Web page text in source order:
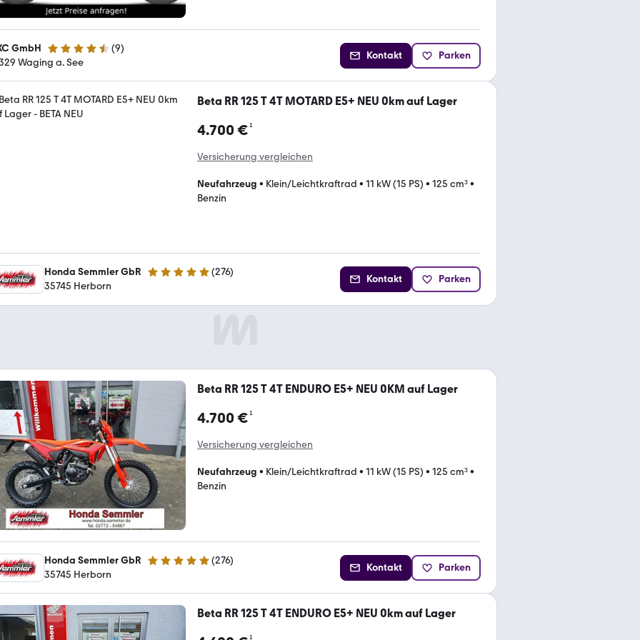
GmbH 4.7 Sterne (9)
Waging a. See
Kontakt Parken
Beta RR 125 T 4T MOTARD E5+ NEU 0km auf Lager
4.700 €¹
Versicherung vergleichen
Neufahrzeug • Klein/Leichtkraftrad • 11 kW (15 PS) • 125 cm³•
Benzin
Honda Semmler GbR 5 Sterne (276)
35745 Herborn
Kontakt Parken
Beta RR 125 T 4T ENDURO E5+ NEU 0KM auf Lager
4.700 €¹
Versicherung vergleichen
Neufahrzeug • Klein/Leichtkraftrad • 11 kW (15 PS) • 125 cm³•
Benzin
Honda Semmler GbR 5 Sterne (276)
35745 Herborn
Kontakt Parken
Beta RR 125 T 4T ENDURO E5+ NEU 0km auf Lager